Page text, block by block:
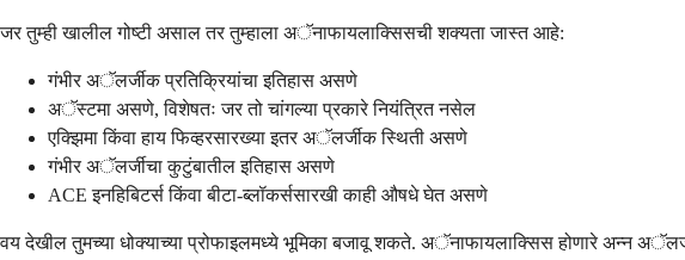
जर तुम्ही खालील गोष्टी असाल तर तुम्हाला अॅनाफायलाक्सिसची शक्यता जास्त आहे:
गंभीर अॅलर्जीक प्रतिक्रियांचा इतिहास असणे
अॅस्टमा असणे, विशेषतः जर तो चांगल्या प्रकारे नियंत्रित नसेल
एक्झिमा किंवा हाय फिव्हरसारख्या इतर अॅलर्जीक स्थिती असणे
गंभीर अॅलर्जीचा कुटुंबातील इतिहास असणे
ACE इनहिबिटर्स किंवा बीटा-ब्लॉकर्ससारखी काही औषधे घेत असणे
वय देखील तुमच्या धोक्याच्या प्रोफाइलमध्ये भूमिका बजावू शकते. अॅनाफायलाक्सिस होणारे अन्न